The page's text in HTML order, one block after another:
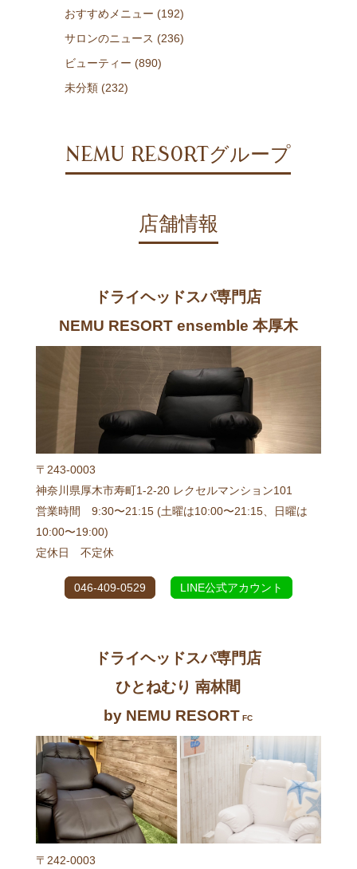
おすすめメニュー (192)
サロンのニュース (236)
ビューティー (890)
未分類 (232)
NEMU RESORTグループ
店舗情報
ドライヘッドスパ専門店
NEMU RESORT ensemble 本厚木
〒243-0003
神奈川県厚木市寿町1-2-20 レクセルマンション101
営業時間 9:30〜21:15 (土曜は10:00〜21:15、日曜は
10:00〜19:00)
定休日 不定休
046-409-0529 LINE公式アカウント
ドライヘッドスパ専門店
ひとねむり 南林間
by NEMU RESORT FC
〒242-0003